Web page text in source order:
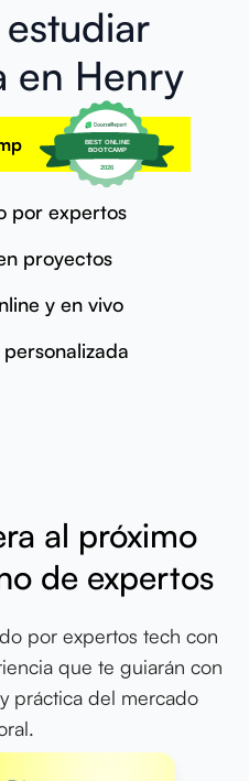
en Henry
por expertos
proyectos
y en vivo
al próximo
de expertos
por expertos tech con
que te guiarán con
práctica del mercado